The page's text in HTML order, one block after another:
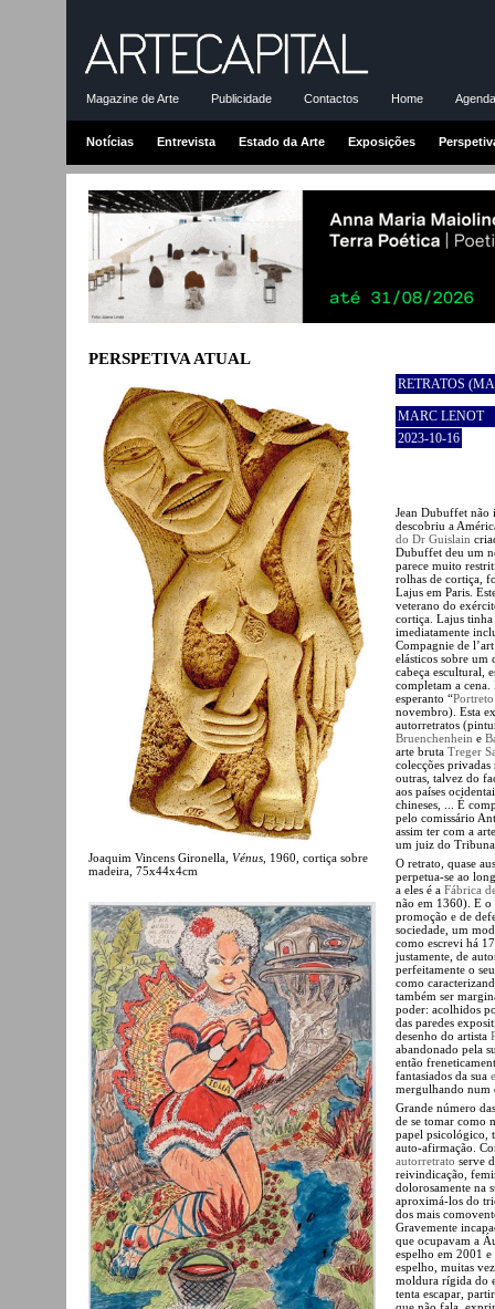
Magazine de Arte Publicidade Contactos Home
Notícias Entrevista Estado da Arte Exposições
PERSPETIVA ATUAL
Joaquim Vincens Gironella, Vénus , 1960, cortiça sobre
madeira, 75x44x4cm
RETRATOS
MARC LENOT
2023-10-16
Jean Dubuffet não
descobriu a
do Dr Guislain
Dubuffet deu um
parece muito
rolhas de cortiça,
Lajus em Paris.
veterano do
cortiça. Lajus tinha
imediatamente
Compagnie de
elásticos sobre um
cabeça escultural,
completam a
esperanto “
novembro). Esta
autorretratos
Bruenchenhein e
arte bruta Treger
colecções
outras, talvez do
aos países
chineses, ... É
pelo comissário
assim ter com a
um juiz do
O retrato, quase
perpetua-se ao
a eles é a Fábrica
não em 1360). E o
promoção e de
sociedade, um
como escrevi há
justamente, de
perfeitamente o
como
também ser
poder: acolhidos
das paredes
desenho do artista
abandonado pela
então
fantasiados da sua
mergulhando num
Grande número
de se tomar como
papel psicológico,
auto-afirmação.
autorretrato serve
reivindicação,
dolorosamente na
aproximá-los do
dos mais
Gravemente
que ocupavam a
espelho em 2001
espelho, muitas
moldura rígida do
tenta escapar,